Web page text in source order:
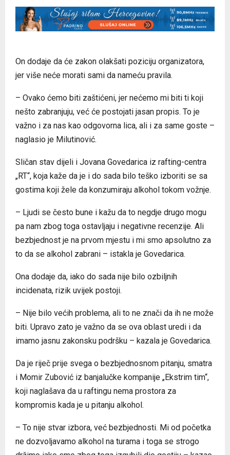
On dodaje da će zakon olakšati poziciju organizatora,
jer više neće morati sami da nameću pravila.
– Ovako ćemo biti zaštićeni, jer nećemo mi biti ti koji
nešto zabranjuju, već će postojati jasan propis. To je
važno i za nas kao odgovorna lica, ali i za same goste –
naglasio je Milutinović.
Sličan stav dijeli i Jovana Govedarica iz rafting-centra
„RT“, koja kaže da je i do sada bilo teško izboriti se sa
gostima koji žele da konzumiraju alkohol tokom vožnje.
– Ljudi se često bune i kažu da to negdje drugo mogu
pa nam zbog toga ostavljaju i negativne recenzije. Ali
bezbjednost je na prvom mjestu i mi smo apsolutno za
to da se alkohol zabrani – istakla je Govedarica.
Ona dodaje da, iako do sada nije bilo ozbiljnih
incidenata, rizik uvijek postoji.
– Nije bilo većih problema, ali to ne znači da ih ne može
biti. Upravo zato je važno da se ova oblast uredi i da
imamo jasnu zakonsku podršku – kazala je Govedarica.
Da je riječ prije svega o bezbjednosnom pitanju, smatra
i Momir Zubović iz banjalučke kompanije „Ekstrim tim“,
koji naglašava da u raftingu nema prostora za
kompromis kada je u pitanju alkohol.
– To nije stvar izbora, već bezbjednosti. Mi od početka
ne dozvoljavamo alkohol na turama i toga se strogo